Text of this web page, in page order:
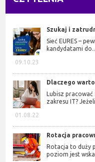
09.10.23
Szukaj i
Sieć EURES –
kandydatami
01.08.22
Dlaczego
Lubisz
zakresu IT?
Rotacja
Rotacja to duży
poziom jest